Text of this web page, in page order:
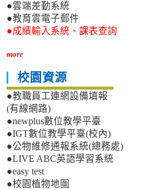
●雲端差勤系統
●教育雲電子郵件
●成績輸入系統、課表查詢
more
校園資源
●教職員工連網設備填報
(有線網路)
●newplus數位教學平臺
●IGT數位教學平臺(校內)
●公物維修通報系統(總務處)
●LIVE ABC英語學習系統
●easy test
●校園植物地圖